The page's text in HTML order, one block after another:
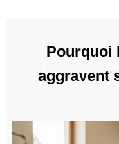
Pourquoi
aggravent